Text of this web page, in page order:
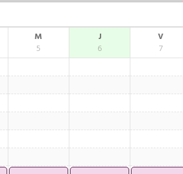
M
5
J
6
V
7